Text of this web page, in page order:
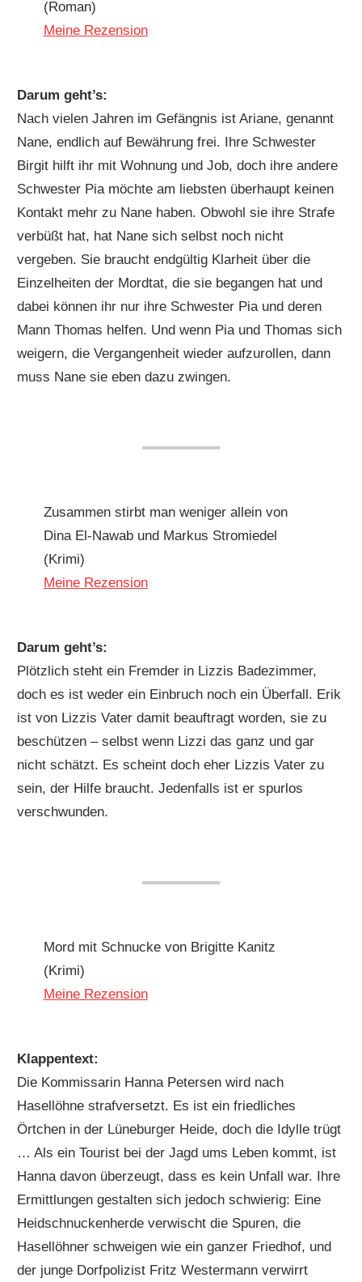
(Roman)
Meine Rezension
Darum geht’s:
Nach vielen Jahren im Gefängnis ist Ariane, genannt
Nane, endlich auf Bewährung frei. Ihre Schwester
Birgit hilft ihr mit Wohnung und Job, doch ihre andere
Schwester Pia möchte am liebsten überhaupt keinen
Kontakt mehr zu Nane haben. Obwohl sie ihre Strafe
verbüßt hat, hat Nane sich selbst noch nicht
vergeben. Sie braucht endgültig Klarheit über die
Einzelheiten der Mordtat, die sie begangen hat und
dabei können ihr nur ihre Schwester Pia und deren
Mann Thomas helfen. Und wenn Pia und Thomas sich
weigern, die Vergangenheit wieder aufzurollen, dann
muss Nane sie eben dazu zwingen.
Zusammen stirbt man weniger allein von
Dina El-Nawab und Markus Stromiedel
(Krimi)
Meine Rezension
Darum geht’s:
Plötzlich steht ein Fremder in Lizzis Badezimmer,
doch es ist weder ein Einbruch noch ein Überfall. Erik
ist von Lizzis Vater damit beauftragt worden, sie zu
beschützen – selbst wenn Lizzi das ganz und gar
nicht schätzt. Es scheint doch eher Lizzis Vater zu
sein, der Hilfe braucht. Jedenfalls ist er spurlos
verschwunden.
Mord mit Schnucke von Brigitte Kanitz
(Krimi)
Meine Rezension
Klappentext:
Die Kommissarin Hanna Petersen wird nach
Hasellöhne strafversetzt. Es ist ein friedliches
Örtchen in der Lüneburger Heide, doch die Idylle trügt
… Als ein Tourist bei der Jagd ums Leben kommt, ist
Hanna davon überzeugt, dass es kein Unfall war. Ihre
Ermittlungen gestalten sich jedoch schwierig: Eine
Heidschnuckenherde verwischt die Spuren, die
Hasellöhner schweigen wie ein ganzer Friedhof, und
der junge Dorfpolizist Fritz Westermann verwirrt